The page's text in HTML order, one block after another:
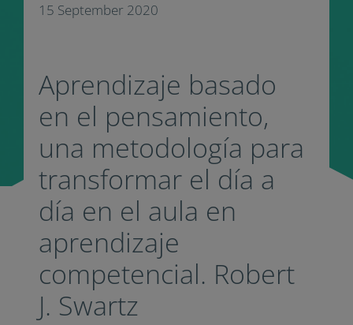
15 September 2020
Aprendizaje basado
en el pensamiento,
una metodología para
transformar el día a
día en el aula en
aprendizaje
competencial. Robert
J. Swartz